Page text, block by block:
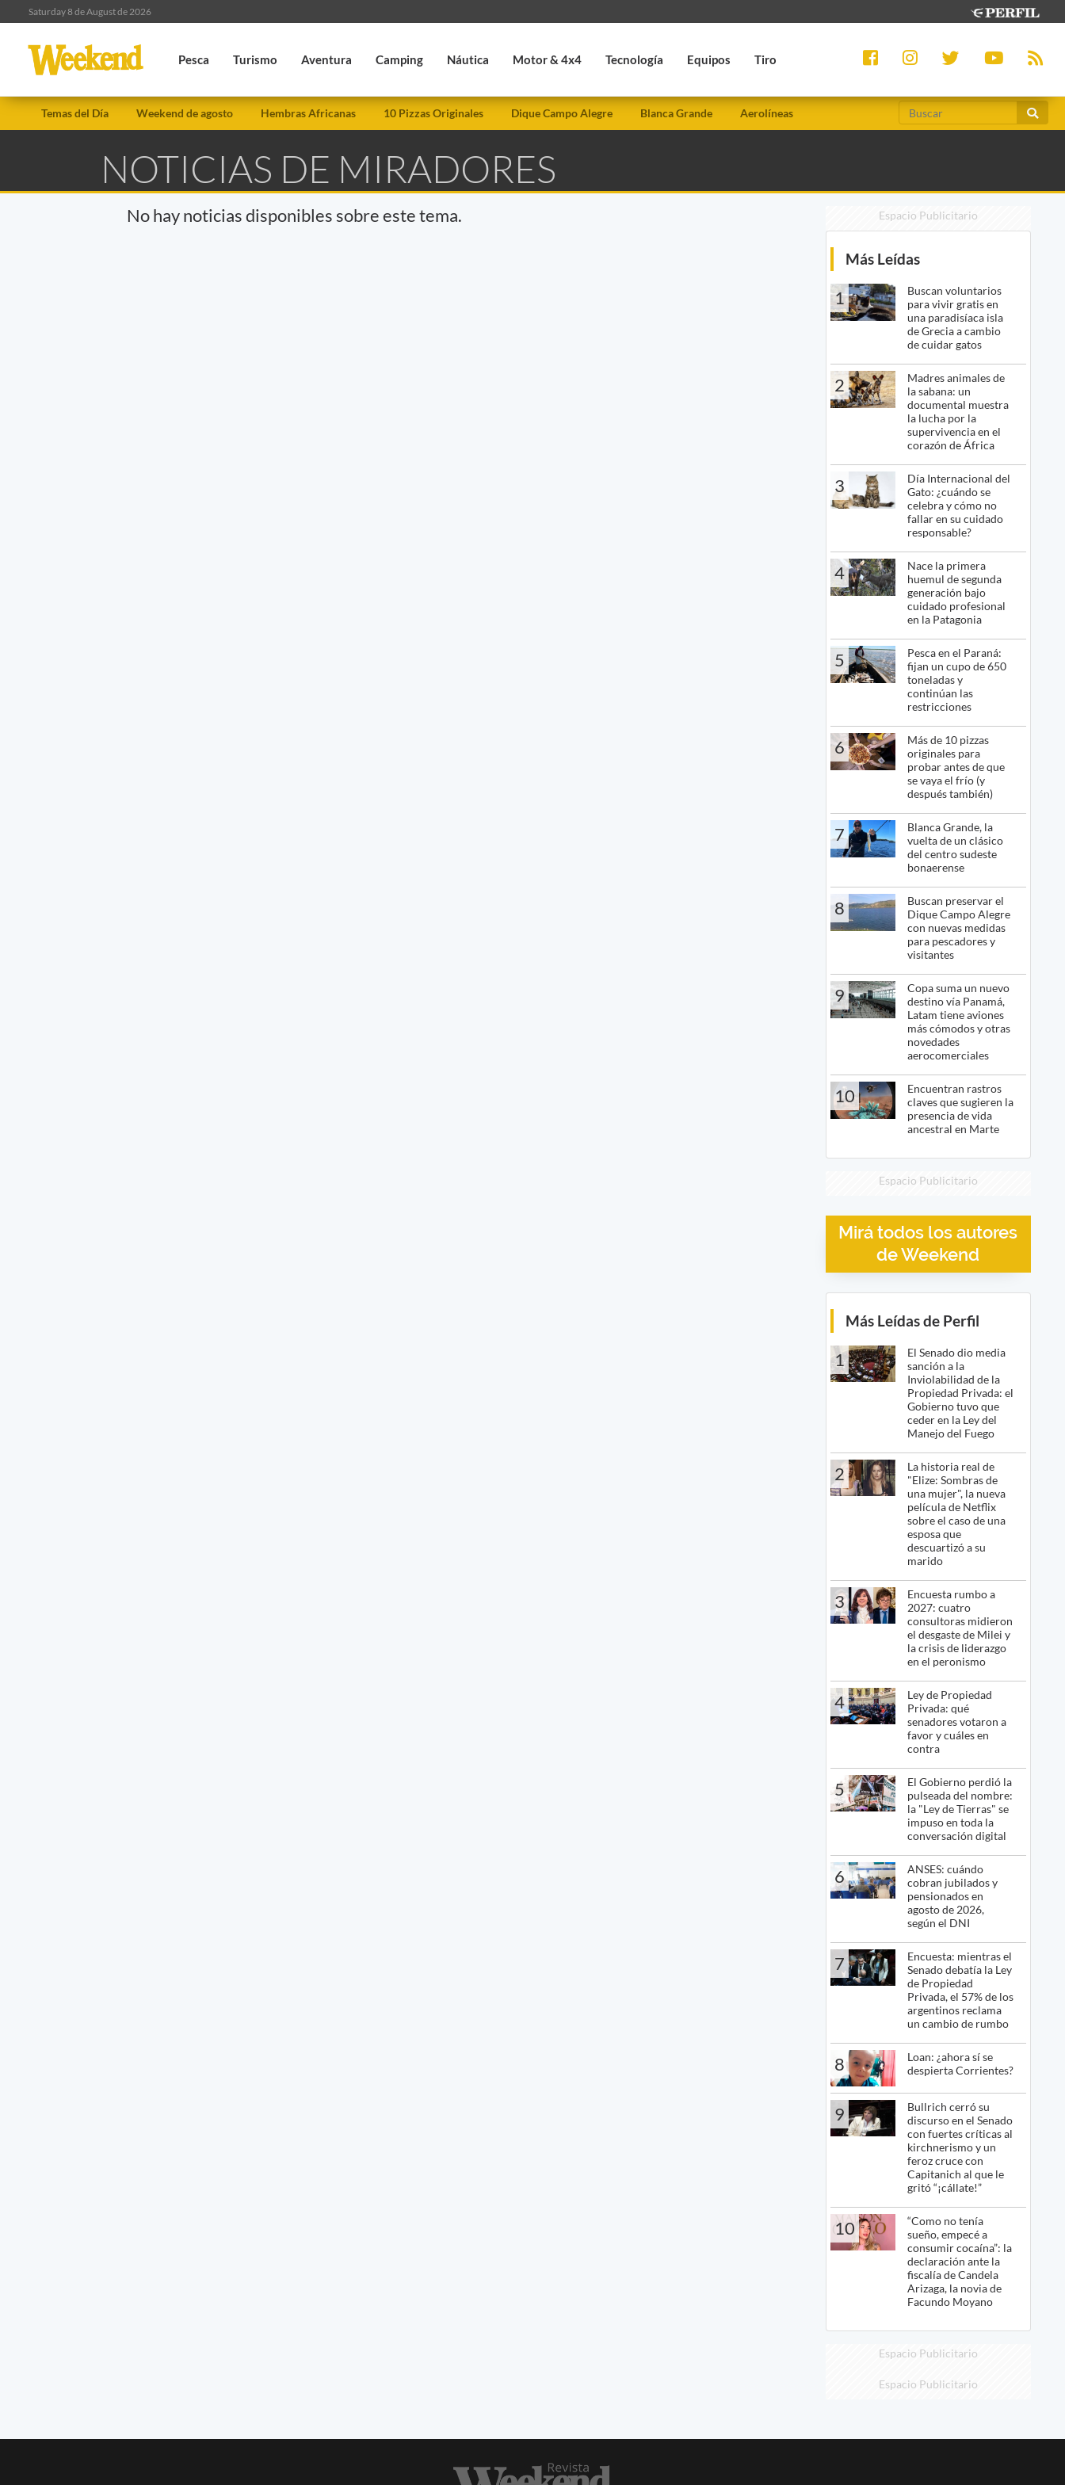
Saturday 8 de August de 2026
Pesca Turismo Aventura Camping Náutica Motor & 4x4 Tecnología Equipos Tiro
Temas del Día Weekend de agosto Hembras Africanas 10 Pizzas Originales Dique Campo Alegre Blanca Grande Aerolíneas
NOTICIAS DE MIRADORES
No hay noticias disponibles sobre este tema. Espacio Publicitario
Más Leídas
1
Buscan voluntarios
para vivir gratis en
una paradisíaca isla
de Grecia a cambio
de cuidar gatos
2
Madres animales de
la sabana: un
documental muestra
la lucha por la
supervivencia en el
corazón de África
3
Día Internacional del
Gato: ¿cuándo se
celebra y cómo no
fallar en su cuidado
responsable?
4
Nace la primera
huemul de segunda
generación bajo
cuidado profesional
en la Patagonia
5
Pesca en el Paraná:
fijan un cupo de 650
toneladas y
continúan las
restricciones
6
Más de 10 pizzas
originales para
probar antes de que
se vaya el frío (y
después también)
7
Blanca Grande, la
vuelta de un clásico
del centro sudeste
bonaerense
8
Buscan preservar el
Dique Campo Alegre
con nuevas medidas
para pescadores y
visitantes
9
Copa suma un nuevo
destino vía Panamá,
Latam tiene aviones
más cómodos y otras
novedades
aerocomerciales
10
Encuentran rastros
claves que sugieren la
presencia de vida
ancestral en Marte
Espacio Publicitario
Mirá todos los autores
de Weekend
Más Leídas de Perfil
1
El Senado dio media
sanción a la
Inviolabilidad de la
Propiedad Privada: el
Gobierno tuvo que
ceder en la Ley del
Manejo del Fuego
2
La historia real de
"Elize: Sombras de
una mujer", la nueva
película de Netflix
sobre el caso de una
esposa que
descuartizó a su
marido
3
Encuesta rumbo a
2027: cuatro
consultoras midieron
el desgaste de Milei y
la crisis de liderazgo
en el peronismo
4
Ley de Propiedad
Privada: qué
senadores votaron a
favor y cuáles en
contra
5
El Gobierno perdió la
pulseada del nombre:
la "Ley de Tierras" se
impuso en toda la
conversación digital
6
ANSES: cuándo
cobran jubilados y
pensionados en
agosto de 2026,
según el DNI
7
Encuesta: mientras el
Senado debatía la Ley
de Propiedad
Privada, el 57% de los
argentinos reclama
un cambio de rumbo
8
Loan: ¿ahora sí se
despierta Corrientes?
9
Bullrich cerró su
discurso en el Senado
con fuertes críticas al
kirchnerismo y un
feroz cruce con
Capitanich al que le
gritó “¡cállate!”
10
“Como no tenía
sueño, empecé a
consumir cocaína”: la
declaración ante la
fiscalía de Candela
Arizaga, la novia de
Facundo Moyano
Espacio Publicitario
Espacio Publicitario